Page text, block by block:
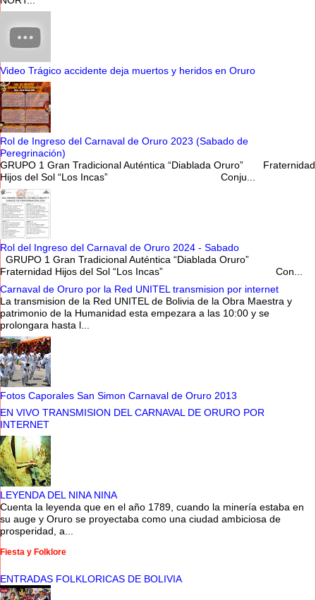
Video Trágico accidente deja muertos y heridos en Oruro
Rol de Ingreso del Carnaval de Oruro 2023 (Sabado de
Peregrinación)
GRUPO 1 Gran Tradicional Auténtica “Diablada Oruro” Fraternidad
Hijos del Sol “Los Incas” Conju...
Rol del Ingreso del Carnaval de Oruro 2024 - Sabado
GRUPO 1 Gran Tradicional Auténtica “Diablada Oruro”
Fraternidad Hijos del Sol “Los Incas” Con...
Carnaval de Oruro por la Red UNITEL transmision por internet
La transmision de la Red UNITEL de Bolivia de la Obra Maestra y
patrimonio de la Humanidad esta empezara a las 10:00 y se
prolongara hasta l...
Fotos Caporales San Simon Carnaval de Oruro 2013
EN VIVO TRANSMISION DEL CARNAVAL DE ORURO POR
INTERNET
LEYENDA DEL NINA NINA
Cuenta la leyenda que en el año 1789, cuando la minería estaba en
su auge y Oruro se proyectaba como una ciudad ambiciosa de
prosperidad, a...
Fiesta y Folklore
ENTRADAS FOLKLORICAS DE BOLIVIA